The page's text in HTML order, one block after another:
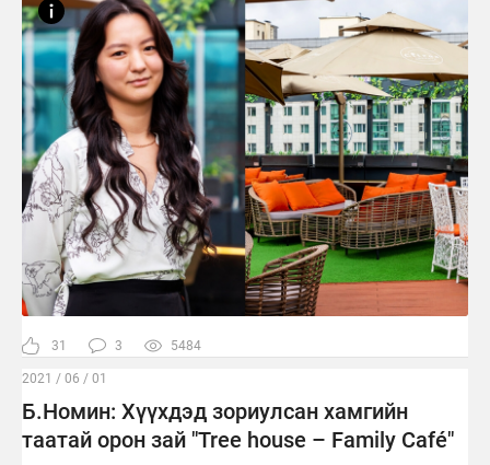
31 3 5484
2021 / 06 / 01
Б.Номин: Хүүхдэд зориулсан хамгийн
таатай орон зай "Tree house – Family Café"